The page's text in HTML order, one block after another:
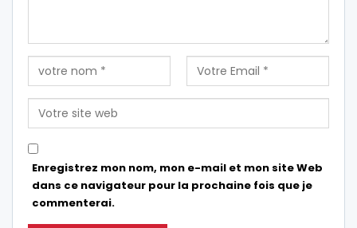
Enregistrez mon nom, mon e-mail et mon site Web
dans ce navigateur pour la prochaine fois que je
commenterai.